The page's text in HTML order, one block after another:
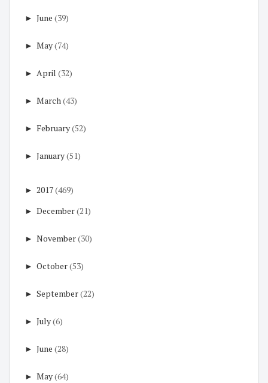
► June (39)
► May(74)
► April (32)
► March(43)
► February(52)
► January(51)
► 2017(469)
► December(21)
► November(30)
► October(53)
► September(22)
► July(6)
► June (28)
► May(64)